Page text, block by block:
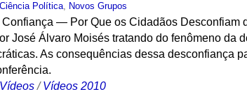
Ciência Política, Novos Grupos
— Por Que os Cidadãos Desconfiam
José Álvaro Moisés tratando do fenômeno da
As consequências dessa desconfiança
Vídeos /Vídeos 2010